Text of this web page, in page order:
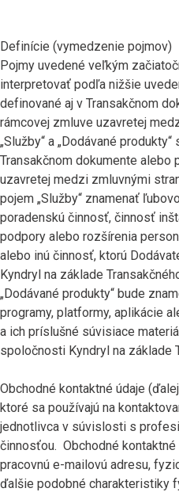
Definície (vymedzenie pojmov)
Pojmy uvedené veľkým
interpretovať podľa nižšie
definované aj v Transakčnom
rámcovej zmluve uzavretej
„Služby“ a „Dodávané
Transakčnom dokumente alebo
uzavretej medzi zmluvnými
pojem „Služby“ znamenať
poradenskú činnosť, činnosť
podpory alebo rozšírenia
alebo inú činnosť, ktorú
Kyndryl na základe
„Dodávané produkty“ bude
programy, platformy, aplikácie
a ich príslušné súvisiace
spoločnosti Kyndryl na základe
Obchodné kontaktné údaje
ktoré sa používajú na
jednotlivca v súvislosti s
činnosťou. Obchodné kontaktné
pracovnú e-mailovú adresu,
ďalšie podobné charakteristiky